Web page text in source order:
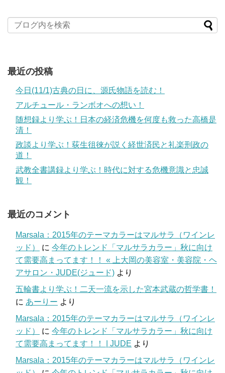
最近の投稿
今日(11/1)古典の日に、源氏物語を読む！
アルチュール・ランボオへの想い！
随想録より学ぶ！日本の経済危機を何度も救った高橋是
清！
政談より学ぶ！荻生徂徠が説く経世済民と礼楽刑政の
道！
武教全書講録より学ぶ！時代に対する危機意識と忠誠
観！
最近のコメント
Marsala：2015年のテーマカラーはマルサラ（ワインレ
ッド）
に 今年のトレンド「マルサラカラー」秋に向け
て需要高まってます！！ « 上大岡の美容室・美容院・ヘ
アサロン・JUDE(ジュード) より
五輪書より学ぶ！二天一流を示した宮本武蔵の哲学書！
に あーりー より
Marsala：2015年のテーマカラーはマルサラ（ワインレ
ッド）
に 今年のトレンド「マルサラカラー」秋に向け
て需要高まってます！！ | JUDE より
Marsala：2015年のテーマカラーはマルサラ（ワインレ